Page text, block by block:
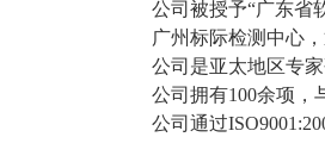
公司被授予“广东省
广州标际检测中心
公司是亚太地区专
公司拥有100余项，
公司通过